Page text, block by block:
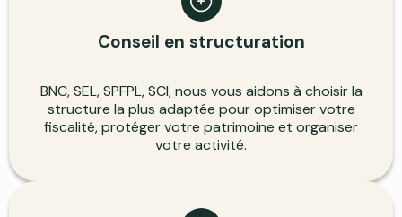
Conseil en structuration
BNC, SEL, SPFPL, SCI, nous vous aidons à choisir la
structure la plus adaptée pour optimiser votre
fiscalité, protéger votre patrimoine et organiser
votre activité.